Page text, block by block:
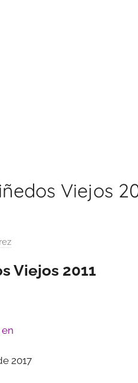
Viejos
Viejos 2011
2017